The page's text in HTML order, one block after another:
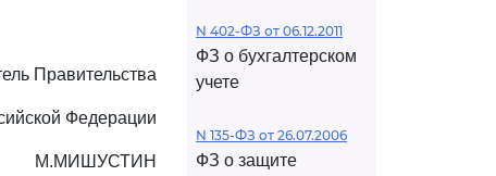
Правительства
Федерации
М.МИШУСТИН
N 402-ФЗ от 06.12.2011
ФЗ о бухгалтерском
учете
N 135-ФЗ от 26.07.2006
ФЗ о защите